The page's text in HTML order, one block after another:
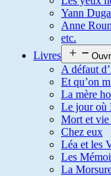
Yann
Anne
etc.
Livres
A défaut
Et qu’on
La mère
Le jour où
Mort et
Chez eux
Léa et les
Les
La